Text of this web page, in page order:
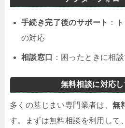
手続き完了後のサポート ：
の対応
相談窓口 ：困ったときに相
無料相談に対応
多くの墓じまい専門業者は、無
す。まずは無料相談を利用して